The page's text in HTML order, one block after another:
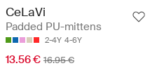
CeLaVi
Padded PU-mittens
2-4Y 4-6Y
13.56 € 16.95 €